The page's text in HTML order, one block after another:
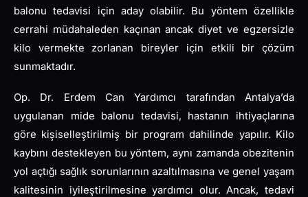
balonu tedavisi için aday olabilir. Bu yöntem özellikle
cerrahi müdahaleden kaçınan ancak diyet ve egzersizle
kilo vermekte zorlanan bireyler için etkili bir çözüm
sunmaktadır.
Op. Dr. Erdem Can Yardımcı tarafından Antalya’da
uygulanan mide balonu tedavisi, hastanın ihtiyaçlarına
göre kişiselleştirilmiş bir program dahilinde yapılır. Kilo
kaybını destekleyen bu yöntem, aynı zamanda obezitenin
yol açtığı sağlık sorunlarının azaltılmasına ve genel yaşam
kalitesinin iyileştirilmesine yardımcı olur. Ancak, tedavi